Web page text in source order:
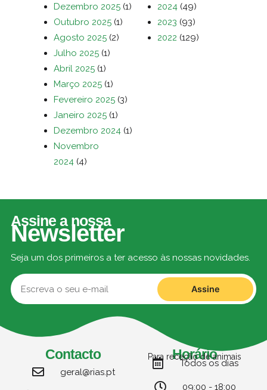
Dezembro 2025 (1)
Outubro 2025 (1)
Agosto 2025 (2)
Julho 2025 (1)
Abril 2025 (1)
Março 2025 (1)
Fevereiro 2025 (3)
Janeiro 2025 (1)
Dezembro 2024 (1)
Novembro
2024 (4)
2024 (49)
2023 (93)
2022 (129)
Assine a nossa
Newsletter
Seja um dos primeiros a ter acesso às nossas novidades.
Assine
Contacto
geral@rias.pt
Horário
Para receção de animais
Todos os dias
09:00 - 18:00